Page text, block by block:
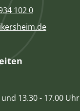
102 0
13.30 - 17.00 Uhr